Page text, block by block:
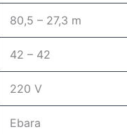
80,5 – 27,3 m
42 – 42
220 V
Ebara